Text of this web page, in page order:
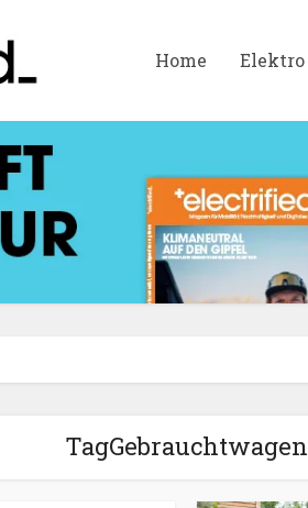
Home Elektro
TagGebrauchtwagen